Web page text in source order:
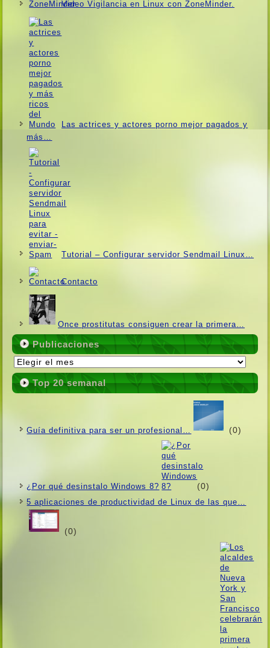
Video Vigilancia en Linux con ZoneMinder.
Las actrices y actores porno mejor pagados y
más…
Tutorial – Configurar servidor Sendmail Linux…
Contacto
Once prostitutas consiguen crear la primera…
Publicaciones
Publicaciones
Top 20 semanal
Guí­a definitiva para ser un profesional… (0)
¿Por qué desinstalo Windows 8? (0)
5 aplicaciones de productividad de Linux de las que…
(0)